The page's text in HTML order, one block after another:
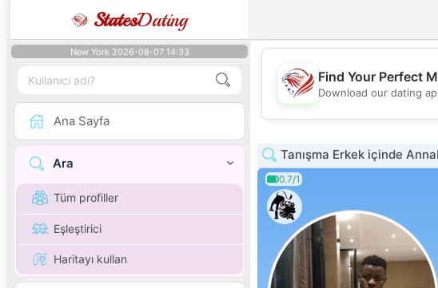
StatesDating
New York 2026-08-07 14:33
Ana Sayfa
Ara
Tüm profiller
Eşleştirici
Haritayı kullan
💖
Find Your Perfect
Download our dating
Tanışma Erkek içinde
0.7/1